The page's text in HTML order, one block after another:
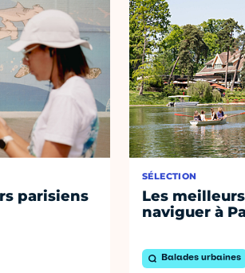
parisiens
SÉLECTION
Les
naviguer à
Balades urbaines